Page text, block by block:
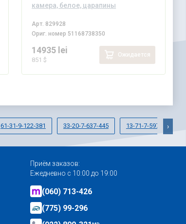
камера, белое, царапины
Арт. 829928
Ориг. номер 51168738350
14935 lei
851 $
Ожидается
61-31-9-122-381 33-20-7-637-445 13-71-7-597-591›
Приём заказов:
Ежедневно с 10:00 до 19:00
(060) 713-426
(775) 99-296